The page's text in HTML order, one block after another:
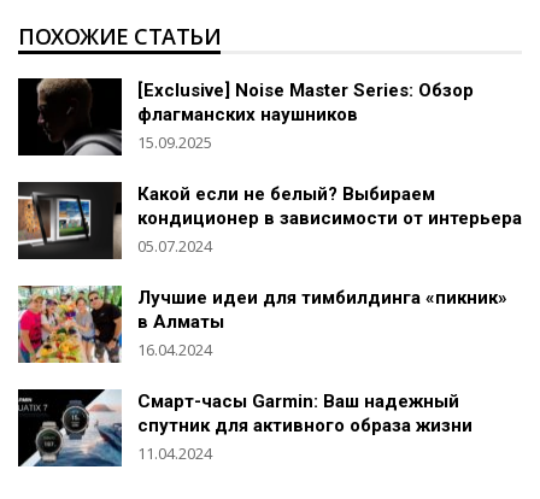
ПОХОЖИЕ СТАТЬИ
[Exclusive] Noise Master Series: Обзор
флагманских наушников
15.09.2025
Какой если не белый? Выбираем
кондиционер в зависимости от интерьера
05.07.2024
Лучшие идеи для тимбилдинга «пикник»
в Алматы
16.04.2024
Смарт-часы Garmin: Ваш надежный
спутник для активного образа жизни
11.04.2024